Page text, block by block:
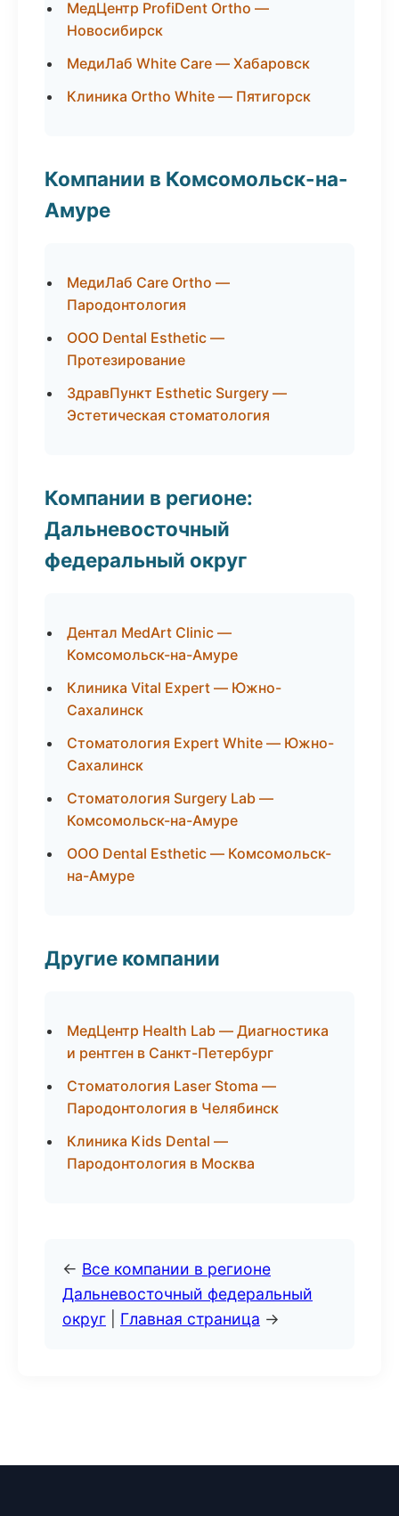
МедЦентр ProfiDent Ortho —
Новосибирск
МедиЛаб White Care — Хабаровск
Клиника Ortho White — Пятигорск
Компании в Комсомольск-на-
Амуре
МедиЛаб Care Ortho —
Пародонтология
ООО Dental Esthetic —
Протезирование
ЗдравПункт Esthetic Surgery —
Эстетическая стоматология
Компании в регионе:
Дальневосточный
федеральный округ
Дентал MedArt Clinic —
Комсомольск-на-Амуре
Клиника Vital Expert — Южно-
Сахалинск
Стоматология Expert White — Южно-
Сахалинск
Стоматология Surgery Lab —
Комсомольск-на-Амуре
ООО Dental Esthetic — Комсомольск-
на-Амуре
Другие компании
МедЦентр Health Lab — Диагностика
и рентген в Санкт-Петербург
Стоматология Laser Stoma —
Пародонтология в Челябинск
Клиника Kids Dental —
Пародонтология в Москва
← Все компании в регионе
Дальневосточный федеральный
округ
Главная страница →